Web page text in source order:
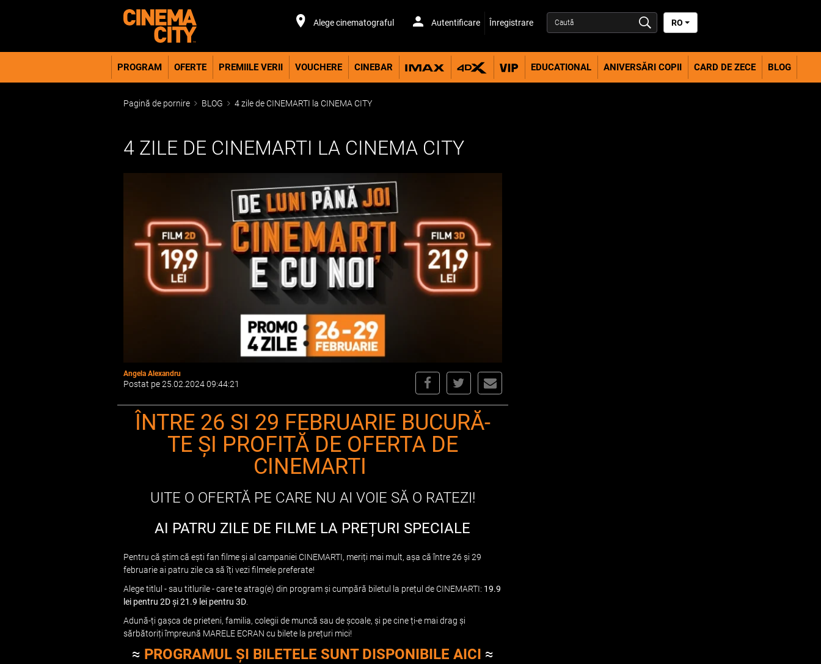
Alege cinematograful Autentificare Înregistrare RO
PROGRAM OFERTE PREMIILE VERII VOUCHERE CINEBAR EDUCATIONAL ANIVERSĂRI COPII CARD DE ZECE BLOG
Pagină de pornire BLOG 4 zile de CINEMARTI la CINEMA CITY
4 ZILE DE CINEMARTI LA CINEMA CITY
Angela Alexandru
Postat pe 25.02.2024 09:44:21
ÎNTRE 26 SI 29 FEBRUARIE BUCURĂ-
TE ȘI PROFITĂ DE OFERTA DE
CINEMARTI
UITE O OFERTĂ PE CARE NU AI VOIE SĂ O RATEZI!
AI PATRU ZILE DE FILME LA PREȚURI SPECIALE
Pentru că știm că ești fan filme și al campaniei CINEMARTI, meriți mai mult, așa că între 26 și 29
februarie ai patru zile ca să îți vezi filmele preferate!
Alege titlul - sau titlurile - care te atrag(e) din program și cumpără biletul la prețul de CINEMARTI: 19.9
lei pentru 2D și 21.9 lei pentru 3D
Adună-ți gașca de prieteni, familia, colegii de muncă sau de școale, și pe cine ți-e mai drag și
sărbătoriți împreună MARELE ECRAN cu bilete la prețuri mici!
≈ PROGRAMUL ȘI BILETELE SUNT DISPONIBILE AICI ≈